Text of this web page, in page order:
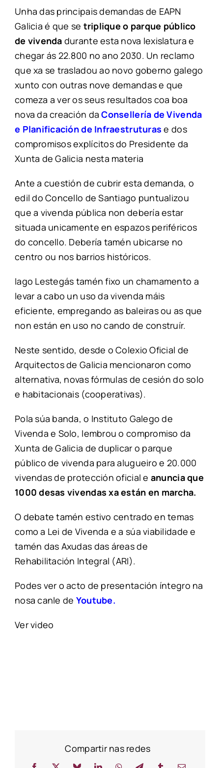
Unha das principais demandas de EAPN
Galicia é que se triplique o parque público
de vivenda durante esta nova lexislatura e
chegar ás 22.800 no ano 2030. Un reclamo
que xa se trasladou ao novo goberno galego
xunto con outras nove demandas e que
comeza a ver os seus resultados coa boa
nova da creación daConsellería de Vivenda
e Planificación de Infraestruturas e dos
compromisos explícitos do Presidente da
Xunta de Galicia nesta materia
Ante a cuestión de cubrir esta demanda, o
edil do Concello de Santiago puntualizou
que a vivenda pública non debería estar
situada unicamente en espazos periféricos
do concello. Debería tamén ubicarse no
centro ou nos barrios históricos.
Iago Lestegás tamén fixo un chamamento a
levar a cabo un uso da vivenda máis
eficiente, empregando as baleiras ou as que
non están en uso no cando de construír.
Neste sentido, desde o Colexio Oficial de
Arquitectos de Galicia mencionaron como
alternativa, novas fórmulas de cesión do solo
e habitacionais (cooperativas).
Pola súa banda, o Instituto Galego de
Vivenda e Solo, lembrou o compromiso da
Xunta de Galicia de duplicar o parque
público de vivenda para alugueiro e 20.000
vivendas de protección oficial e anuncia que
1000 desas vivendas xa están en marcha.
O debate tamén estivo centrado en temas
como a Lei de Vivenda e a súa viabilidade e
tamén das Axudas das áreas de
Rehabilitación Integral (ARI).
Podes ver o acto de presentación íntegro na
nosa canle de Youtube.
Ver video
Compartir nas redes